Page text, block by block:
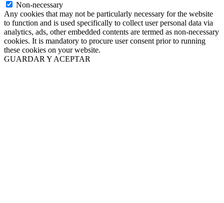
Non-necessary
Any cookies that may not be particularly necessary for the website
to function and is used specifically to collect user personal data via
analytics, ads, other embedded contents are termed as non-necessary
cookies. It is mandatory to procure user consent prior to running
these cookies on your website.
GUARDAR Y ACEPTAR